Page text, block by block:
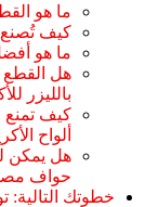
ما هو
كيف تُصنع
ما هو
هل القطع
بالليزر
كيف تمنع
ألواح
هل يمكن
حواف
خطوتك التالية: